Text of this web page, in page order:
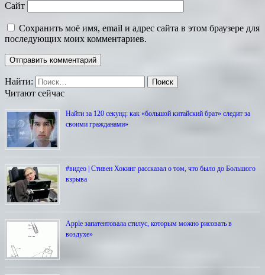
Сайт
Сохранить моё имя, email и адрес сайта в этом браузере для
последующих моих комментариев.
Найти:
Читают сейчас
Найти за 120 секунд: как «большой китайский брат» следит за
своими гражданами»
#видео | Стивен Хокинг рассказал о том, что было до Большого
взрыва
Apple запатентовала стилус, которым можно рисовать в
воздухе»